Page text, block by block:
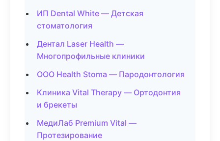
ИП Dental White — Детская
стоматология
Дентал Laser Health —
Многопрофильные клиники
ООО Health Stoma — Пародонтология
Клиника Vital Therapy — Ортодонтия
и брекеты
МедиЛаб Premium Vital —
Протезирование